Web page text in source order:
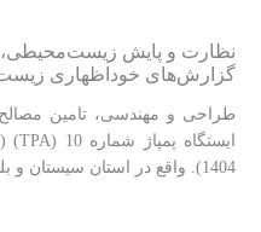
نظارت و پایش زیست‌محیطی،
گزارش‌های خوداظهاری
1404). واقع در استان سیستان و بلوچستان، کارفرما: شرکت بانژپترو.